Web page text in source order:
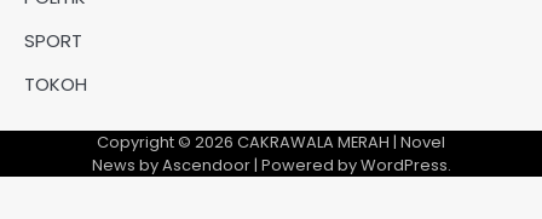
SPORT
TOKOH
Copyright © 2026 CAKRAWALA MERAH | Novel
News byAscendoor| Powered byWordPress.